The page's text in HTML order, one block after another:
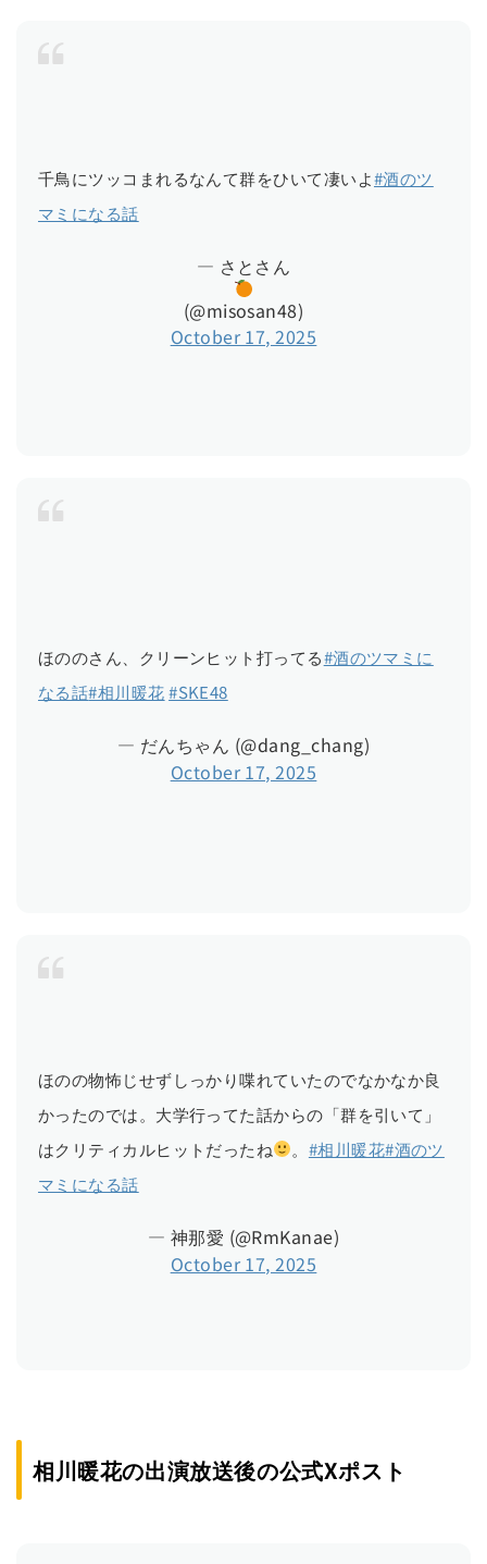
千鳥にツッコまれるなんて群をひいて凄いよ#酒のツ
マミになる話
— さとさん
(@misosan48)
October 17, 2025
ほののさん、クリーンヒット打ってる#酒のツマミに
なる話#相川暖花#SKE48
— だんちゃん (@dang_chang)
October 17, 2025
ほのの物怖じせずしっかり喋れていたのでなかなか良
かったのでは。大学行ってた話からの「群を引いて」
はクリティカルヒットだったね
。 #相川暖花#酒のツ
マミになる話
— 神那愛 (@RmKanae)
October 17, 2025
相川暖花の出演放送後の公式Xポスト